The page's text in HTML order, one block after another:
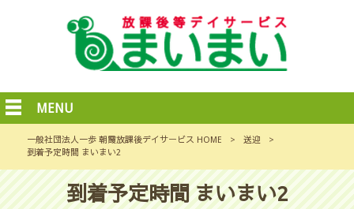
MENU
一般社団法人一歩 朝霞放課後デイサービス HOME > 送迎
>
到着予定時間 まいまい2
到着予定時間 まいまい2